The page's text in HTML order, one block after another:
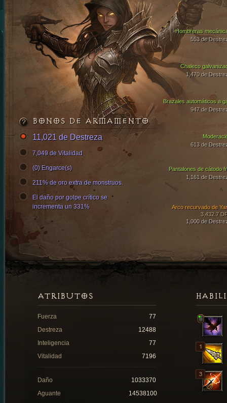
Chaleco
1,470 de
Brazales automáticos a
947 de
Hombreras
553 de
Pantalones de cátodo
1,161 de
Arco recurvado de
3,432.7
1,000 de
613 de
BONOS DE ARMAMENTO
11,021 de Destreza
7,049 de Vitalidad
(0) Engarce(s)
211% de oro extra de monstruos.
El daño por golpe crítico se
incrementa un 331%
ATRIBUTOS
Fuerza
77
Destreza
12488
Inteligencia
77
Vitalidad
7196
Daño
1033370
Aguante
14538100